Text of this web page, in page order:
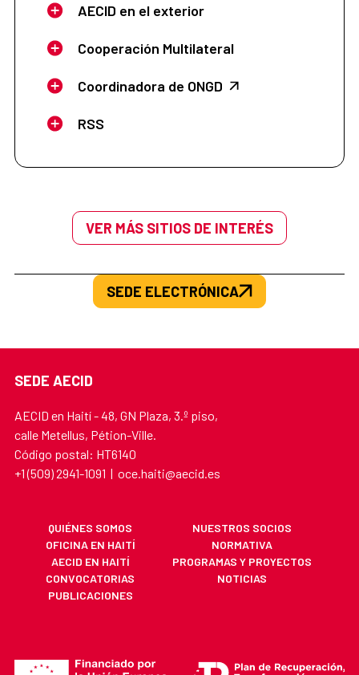
AECID en el exterior
Cooperación Multilateral
Coordinadora de ONGD
RSS
VER MÁS SITIOS DE INTERÉS
SEDE ELECTRÓNICA
SEDE AECID
AECID en Haití - 48, GN Plaza, 3.º piso,
calle Metellus, Pétion-Ville.
Código postal: HT6140
+1 (509) 2941-1091 | oce.haiti@aecid.es
QUIÉNES SOMOS
NUESTROS SOCIOS
OFICINA EN HAITÍ
NORMATIVA
AECID EN HAITÍ
PROGRAMAS Y PROYECTOS
CONVOCATORIAS
NOTICIAS
PUBLICACIONES